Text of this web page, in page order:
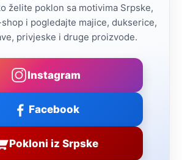
želite poklon sa motivima Srpske,
i pogledajte majice, dukserice,
privjeske i druge proizvode.
Instagram
Facebook
Pokloni iz Srpske